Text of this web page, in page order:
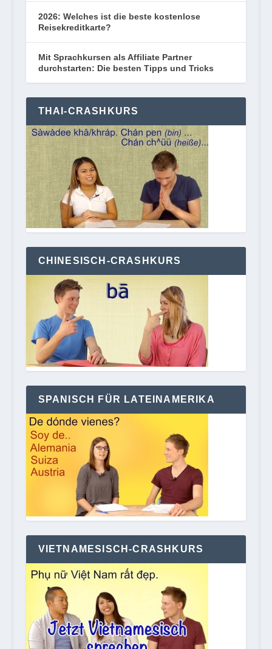
2026: Welches ist die beste kostenlose
Reisekreditkarte?
Mit Sprachkursen als Affiliate Partner
durchstarten: Die besten Tipps und Tricks
THAI-CRASHKURS
CHINESISCH-CRASHKURS
SPANISCH FÜR LATEINAMERIKA
VIETNAMESISCH-CRASHKURS